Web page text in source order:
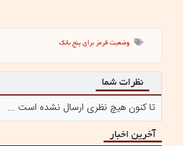
وضعیت قرمز برای پنج بانک
نظرات شما
تا کنون هیچ نظری ارسال نشده است ...
آخرین اخبار